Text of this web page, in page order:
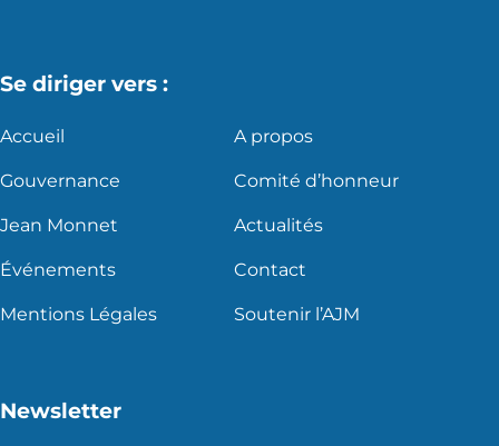
Se diriger vers :
Accueil A propos
Gouvernance Comité d’honneur
Jean Monnet Actualités
Événements Contact
Mentions Légales Soutenir l’AJM
Newsletter